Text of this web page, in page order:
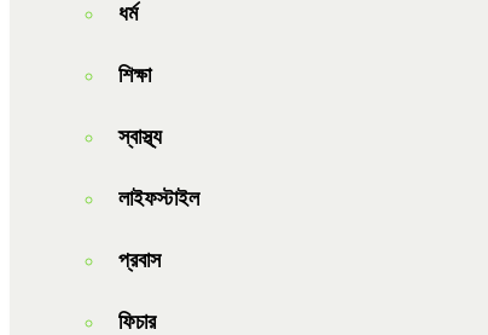
ধর্ম
শিক্ষা
স্বাস্থ্য
লাইফস্টাইল
প্রবাস
ফিচার